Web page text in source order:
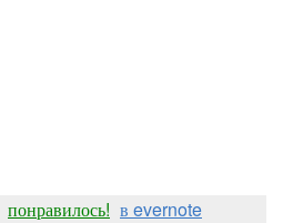
понравилось! в evernote